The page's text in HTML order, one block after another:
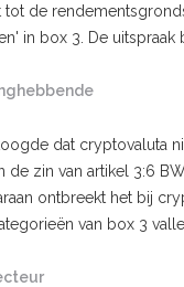
de
in box 3. De
dat cryptovaluta
zin van artikel 3:6
ontbreekt het bij
van box 3